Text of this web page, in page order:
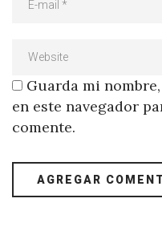
Guarda mi
en este navegador
comente.